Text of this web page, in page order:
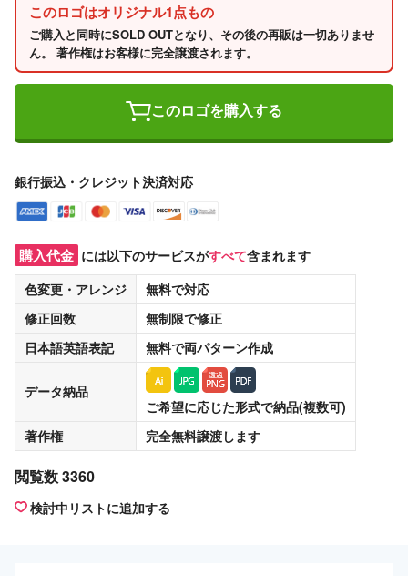
このロゴはオリジナル1点もの
ご購入と同時にSOLD OUTとなり、その後の再販は一切ありませ
ん。 著作権はお客様に完全譲渡されます。
このロゴを購入する
銀行振込・クレジット決済対応
購入代金 には以下のサービスがすべて含まれます
色変更・アレンジ
無料で対応
修正回数
無制限で修正
日本語英語表記
無料で両パターン作成
データ納品
ご希望に応じた形式で納品(複数可)
著作権
完全無料譲渡します
閲覧数 3360
検討中リストに追加する